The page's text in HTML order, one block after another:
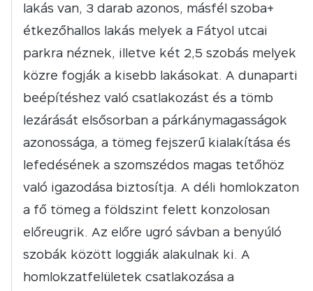
lakás van, 3 darab azonos, másfél szoba+
étkezőhallos lakás melyek a Fátyol utcai
parkra néznek, illetve két 2,5 szobás melyek
közre fogják a kisebb lakásokat. A dunaparti
beépítéshez való csatlakozást és a tömb
lezárását elsősorban a párkánymagasságok
azonossága, a tömeg fejszerű kialakítása és
lefedésének a szomszédos magas tetőhöz
való igazodása biztosítja. A déli homlokzaton
a fő tömeg a földszint felett konzolosan
előreugrik. Az előre ugró sávban a benyúló
szobák között loggiák alakulnak ki. A
homlokzatfelületek csatlakozása a